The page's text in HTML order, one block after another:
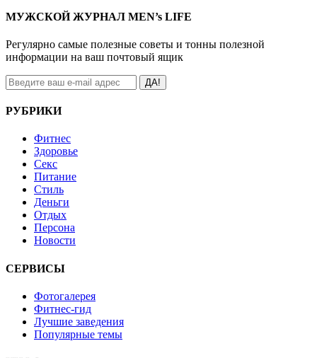
МУЖСКОЙ ЖУРНАЛ MEN’s LIFE
Регулярно самые полезные советы и тонны полезной
информации на ваш почтовый ящик
ДА!
РУБРИКИ
Фитнес
Здоровье
Секс
Питание
Стиль
Деньги
Отдых
Персона
Новости
СЕРВИСЫ
Фотогалерея
Фитнес-гид
Лучшие заведения
Популярные темы